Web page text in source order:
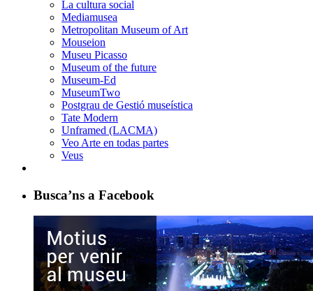
La cultura social
Mediamusea
Metropolitan Museum of Art
Mouseion
Museu Picasso
Museum of the future
Museum-Ed
MuseumTwo
Postgrau de Gestió museística
Tate Modern
Unframed (LACMA)
Veo Arte en todas partes
Veus
Busca’ns a Facebook